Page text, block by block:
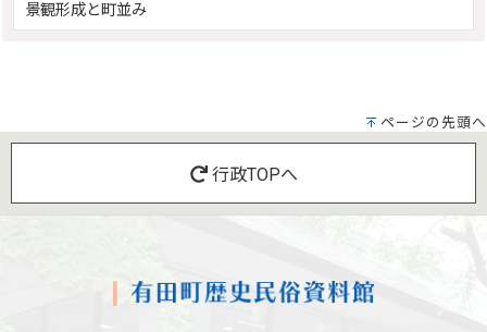
景観形成と町並み
ページの先頭へ
行政TOPへ